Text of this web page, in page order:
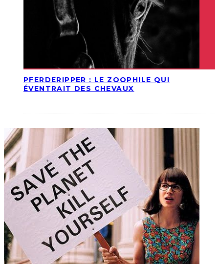
PFERDERIPPER : LE ZOOPHILE QUI
ÉVENTRAIT DES CHEVAUX